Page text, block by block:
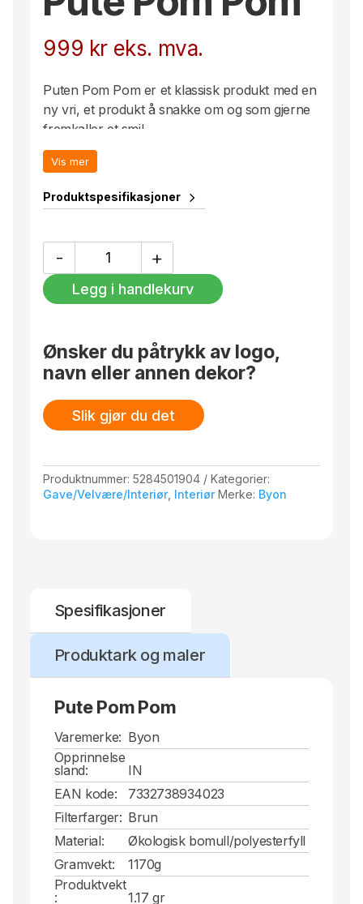
999 kr eks. mva.
Puten Pom Pom er et klassisk produkt med en
ny vri, et produkt å snakke om og som gjerne
fremkaller et smil.
Vis mer
Produktspesifikasjoner
-
Pom
Pom
antall
+
Legg i handlekurv
Ønsker du påtrykk av logo,
navn eller annen dekor?
Slik gjør du det
Produktnummer:5284501904
Kategorier:
Gave/Velvære/Interiør, Interiør Merke: Byon
Spesifikasjoner
Produktark og maler
Pute Pom Pom
Varemerke: Byon
Opprinnelse
sland:
IN
EAN kode:
7332738934023
Filterfarger: Brun
Material:
Økologisk bomull/polyesterfyll
Gramvekt:
1170g
Produktvekt
:
1.17 gr